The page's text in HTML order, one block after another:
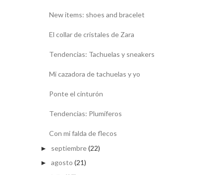
New items: shoes and bracelet
El collar de cristales de Zara
Tendencias: Tachuelas y sneakers
Mi cazadora de tachuelas y yo
Ponte el cinturón
Tendencias: Plumíferos
Con mi falda de flecos
► septiembre(22)
► agosto (21)